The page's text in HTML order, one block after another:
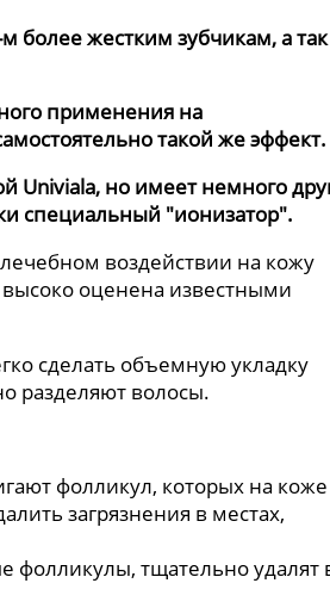
более жестким зубчикам, а
применения на
такой же эффект.
Univiala, но имеет немного
специальный "ионизатор".
воздействии на кожу
оценена известными
сделать объемную укладку
разделяют волосы.
фолликул, которых на коже
загрязнения в местах,
фолликулы, тщательно удалят